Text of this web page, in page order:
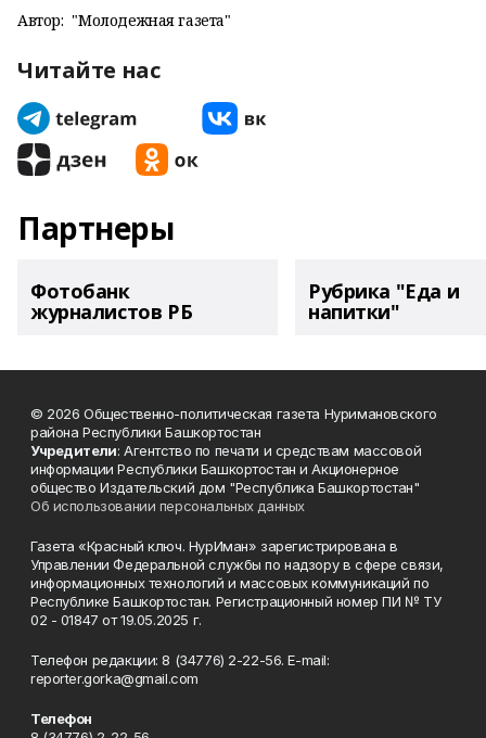
Автор: "Молодежная газета"
Читайте нас
Партнеры
Фотобанк
журналистов РБ
Рубрика "Еда и
напитки"
© 2026 Общественно-политическая газета Нуримановского
района Республики Башкортостан
Учредители: Агентство по печати и средствам массовой
информации Республики Башкортостан и Акционерное
общество Издательский дом "Республика Башкортостан"
Об использовании персональных данных
Газета «Красный ключ. НурИман» зарегистрирована в
Управлении Федеральной службы по надзору в сфере связи,
информационных технологий и массовых коммуникаций по
Республике Башкортостан. Регистрационный номер ПИ № ТУ
02 - 01847 от 19.05.2025 г.
Телефон редакции: 8 (34776) 2-22-56. E-mail:
reporter.gorka@gmail.com
Телефон